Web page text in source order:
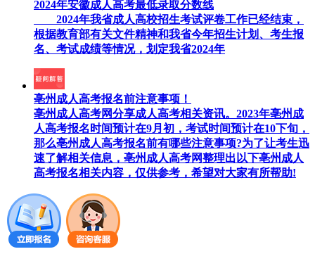
2024年安徽成人高考最低录取分数线
2024年我省成人高校招生考试评卷工作已经结束，
根据教育部有关文件精神和我省今年招生计划、考生报
名、考试成绩等情况，划定我省2024年
亳州成人高考报名前注意事项！
亳州成人高考网分享成人高考相关资讯。2023年亳州成
人高考报名时间预计在9月初，考试时间预计在10下旬，
那么亳州成人高考报名前有哪些注意事项?为了让考生迅
速了解相关信息，亳州成人高考网整理出以下亳州成人
高考报名相关内容，仅供参考，希望对大家有所帮助!